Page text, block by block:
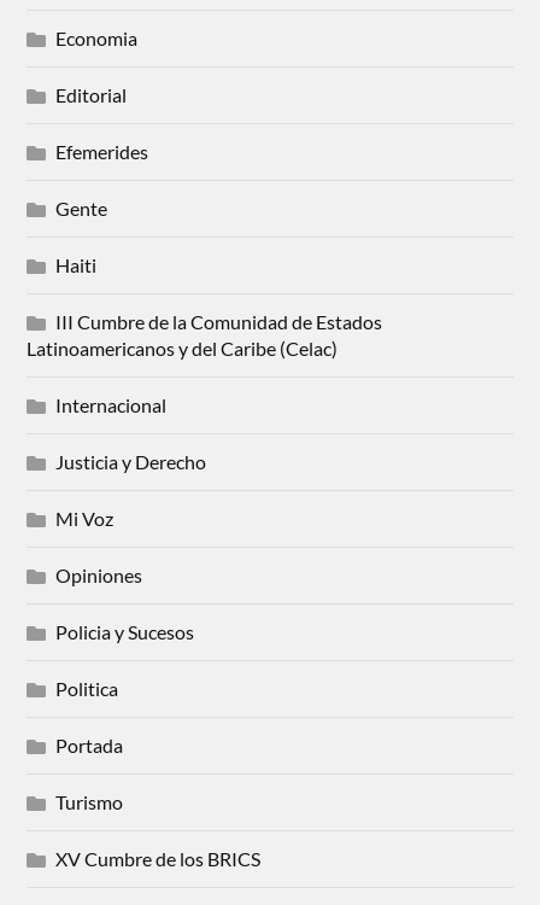
Economia
Editorial
Efemerides
Gente
Haiti
III Cumbre de la Comunidad de Estados
Latinoamericanos y del Caribe (Celac)
Internacional
Justicia y Derecho
Mi Voz
Opiniones
Policia y Sucesos
Politica
Portada
Turismo
XV Cumbre de los BRICS